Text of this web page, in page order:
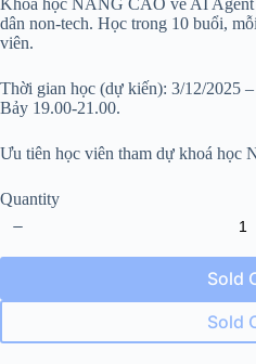
s
w
Khoá học NÂNG CAO về AI
dân non-tech. Học trong 10 buổi,
viên.
Thời gian học (dự kiến): 3/12/2025
Bảy 19.00-21.00.
Ưu tiên học viên tham dự khoá học
Quantity
Sold
Sold